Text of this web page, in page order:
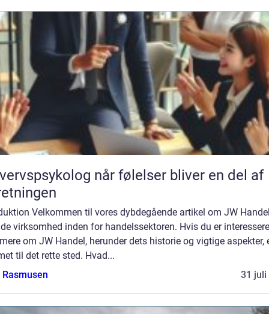
når følelser bliver en del af
Velkommen til vores dybdegående artikel om JW
virksomhed inden for handelssektoren. Hvis du er
om JW Handel, herunder dets historie og vigtige aspekter,
til det rette sted. Hvad...
31 juli